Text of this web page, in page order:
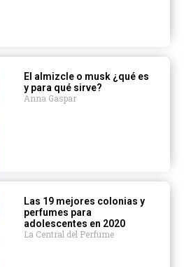
El almizcle o musk ¿qué es
y para qué sirve?
Anna Gaspar
Las 19 mejores colonias y
perfumes para
adolescentes en 2020
La Central del Perfume